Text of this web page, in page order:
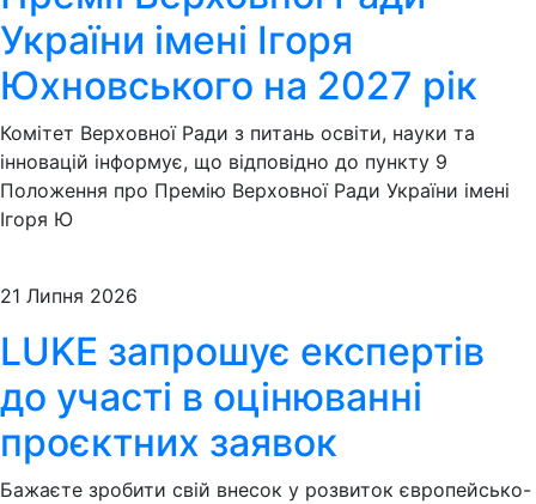
України імені Ігоря
Юхновського на 2027 рік
Комітет Верховної Ради з питань освіти, науки та
інновацій інформує, що відповідно до пункту 9
Положення про Премію Верховної Ради України імені
Ігоря Ю
21 Липня 2026
LUKE запрошує експертів
до участі в оцінюванні
проєктних заявок
Бажаєте зробити свій внесок у розвиток європейсько-